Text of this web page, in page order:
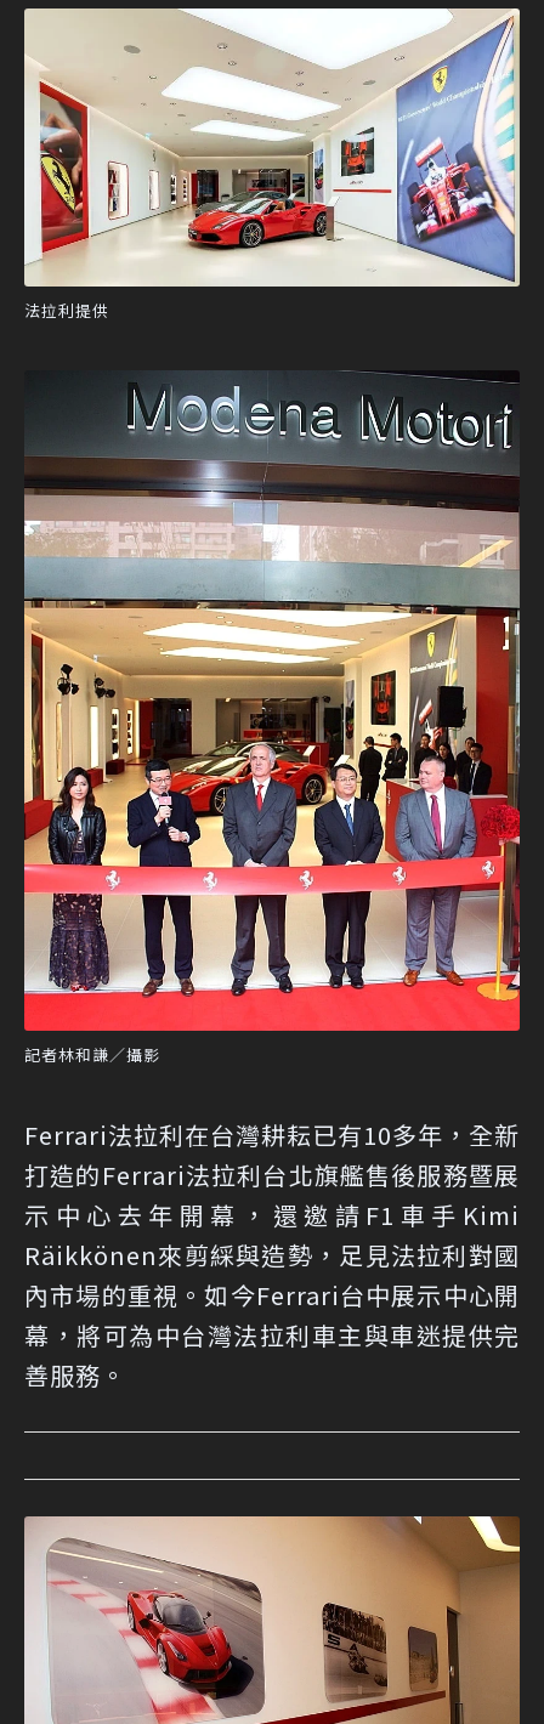
法拉利提供
記者林和謙／攝影
Ferrari法拉利在台灣耕耘已有10多年，全新
打造的Ferrari法拉利台北旗艦售後服務暨展
示中心去年開幕，還邀請F1車手Kimi
Räikkönen來剪綵與造勢，足見法拉利對國
內市場的重視。如今Ferrari台中展示中心開
幕，將可為中台灣法拉利車主與車迷提供完
善服務。